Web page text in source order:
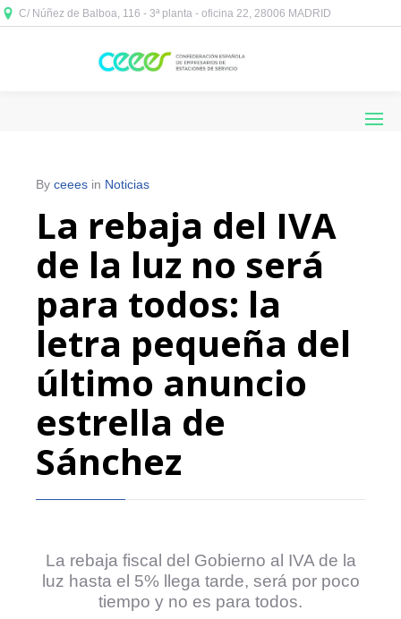
C/ Núñez de Balboa, 116 - 3ª planta - oficina 22, 28006 MADRID
By ceees in Noticias
La rebaja del IVA
de la luz no será
para todos: la
letra pequeña del
último anuncio
estrella de
Sánchez
La rebaja fiscal del Gobierno al IVA de la
luz hasta el 5% llega tarde, será por poco
tiempo y no es para todos.